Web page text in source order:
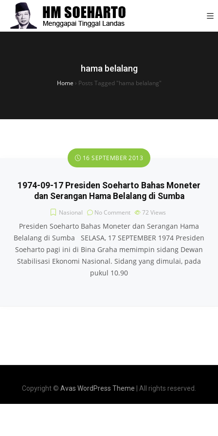
hama belalang
Home › Posts Tagged "hama belalang"
16 SEPTEMBER 2013
1974-09-17 Presiden Soeharto Bahas Moneter
dan Serangan Hama Belalang di Sumba
Nasional No Comment 72 Views
Presiden Soeharto Bahas Moneter dan Serangan Hama
Belalang di Sumba SELASA, 17 SEPTEMBER 1974 Presiden
Soeharto pagi ini di Bina Graha memimpin sidang Dewan
Stabilisasi Ekonomi Nasional. Sidang yang dimulai, pada
pukul 10.90
Copyright © Avas WordPress Theme | All rights reserved.